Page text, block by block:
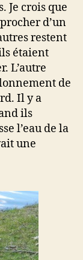
Je crois que
d’un
restent
étaient
L’autre
de
Il y a
ils
l’eau de la
une